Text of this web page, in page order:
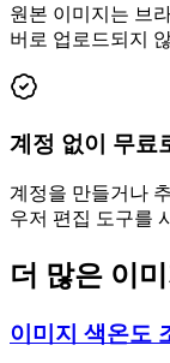
원본 이미지는 브
버로 업로드되지
계정 없이 무료
계정을 만들거나
우저 편집 도구를
더 많은 이
이미지 색온도